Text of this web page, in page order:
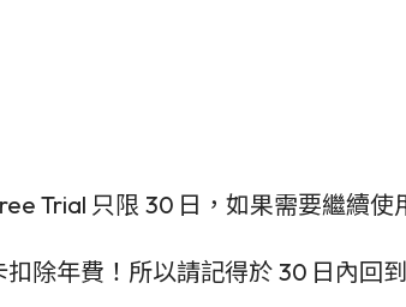
Trial 只限 30 日，如果需要繼續使
扣除年費！所以請記得於 30 日內回到